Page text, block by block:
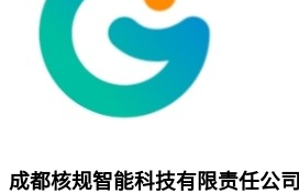
成都核规智能科技有限责任公司